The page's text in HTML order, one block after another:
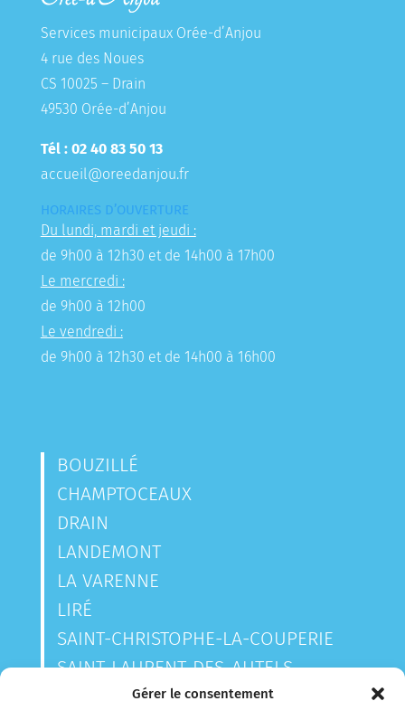
Gérer le consentement
Services municipaux Orée-d’Anjou
4 rue des Noues
CS 10025 – Drain
49530 Orée-d’Anjou
Tél : 02 40 83 50 13
accueil@oreedanjou.fr
HORAIRES D’OUVERTURE
Du lundi, mardi et jeudi :
de 9h00 à 12h30 et de 14h00 à 17h00
Le mercredi :
de 9h00 à 12h00
Le vendredi :
de 9h00 à 12h30 et de 14h00 à 16h00
BOUZILLÉ
CHAMPTOCEAUX
DRAIN
LANDEMONT
LA VARENNE
LIRÉ
SAINT-CHRISTOPHE-LA-COUPERIE
SAINT-LAURENT-DES-AUTELS
SAINT-SAUVEUR-DE-LANDEMONT